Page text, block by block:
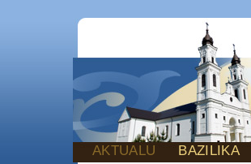
AKTUALU BAZILIKA